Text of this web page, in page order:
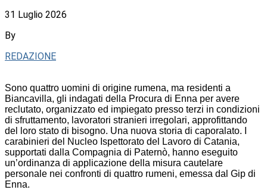
31 Luglio 2026
By
REDAZIONE
Sono quattro uomini di origine rumena, ma residenti a
Biancavilla, gli indagati della Procura di Enna per avere
reclutato, organizzato ed impiegato presso terzi in condizioni
di sfruttamento, lavoratori stranieri irregolari, approfittando
del loro stato di bisogno. Una nuova storia di caporalato. I
carabinieri del Nucleo Ispettorato del Lavoro di Catania,
supportati dalla Compagnia di Paternò, hanno eseguito
un’ordinanza di applicazione della misura cautelare
personale nei confronti di quattro rumeni, emessa dal Gip di
Enna.